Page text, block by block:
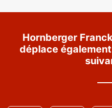
Hornberger
déplace